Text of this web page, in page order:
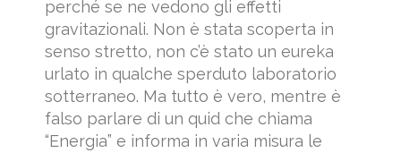
perché se ne vedono gli effetti
gravitazionali. Non è stata scoperta in
senso stretto, non c’è stato un eureka
urlato in qualche sperduto laboratorio
sotterraneo. Ma tutto è vero, mentre è
falso parlare di un quid che chiama
“Energia” e informa in varia misura le